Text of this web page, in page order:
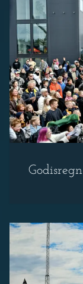
Godisregn